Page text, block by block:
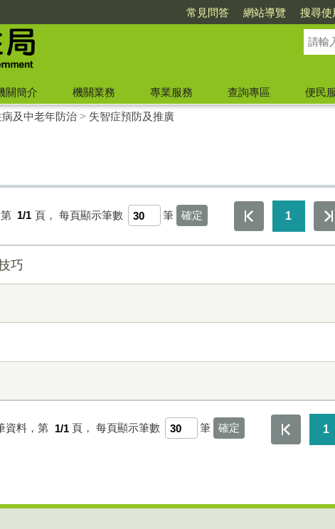
常見問答 網站導覽 搜尋使
關簡介 機關業務 專業服務 查詢專區
便民
及中老年防治> 失智症預防及推廣
1/1 頁， 每頁顯示筆數 筆 1
巧
資料，第 1/1 頁， 每頁顯示筆數 筆 1